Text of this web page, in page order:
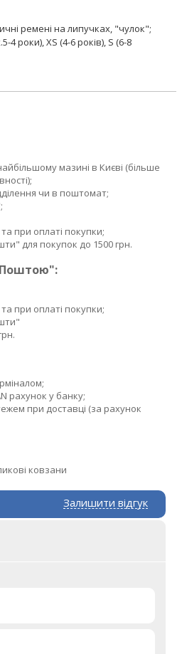
ремені на липучках, "чулок";
4 роки), XS (4-6 років), S (6-8
мазині в Києві (більше
чи в поштомат;
при оплаті покупки;
для покупок до 1500 грн.
Поштою":
при оплаті покупки;
рахунок у банку;
при доставці (за рахунок
ковзани
Залишити відгук